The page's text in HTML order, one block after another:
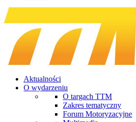
Aktualności
O wydarzeniu
O targach TTM
Zakres tematyczny
Forum Motoryzacyjne